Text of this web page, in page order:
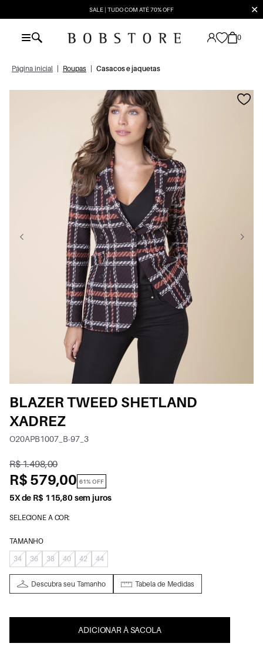
SALE | TUDO COM ATÉ 70% OFF ✕
0
Página inicial Roupas Casacos e jaquetas
BLAZER TWEED SHETLAND
XADREZ
O20APB1007_B-97_3
R$ 1.498,00
R$ 579,00 61% OFF
5X de R$ 115,80 sem juros
SELECIONE A COR:
TAMANHO
34
36 38 40 42 44
Descubra seu Tamanho Tabela de Medidas
ADICIONAR À SACOLA